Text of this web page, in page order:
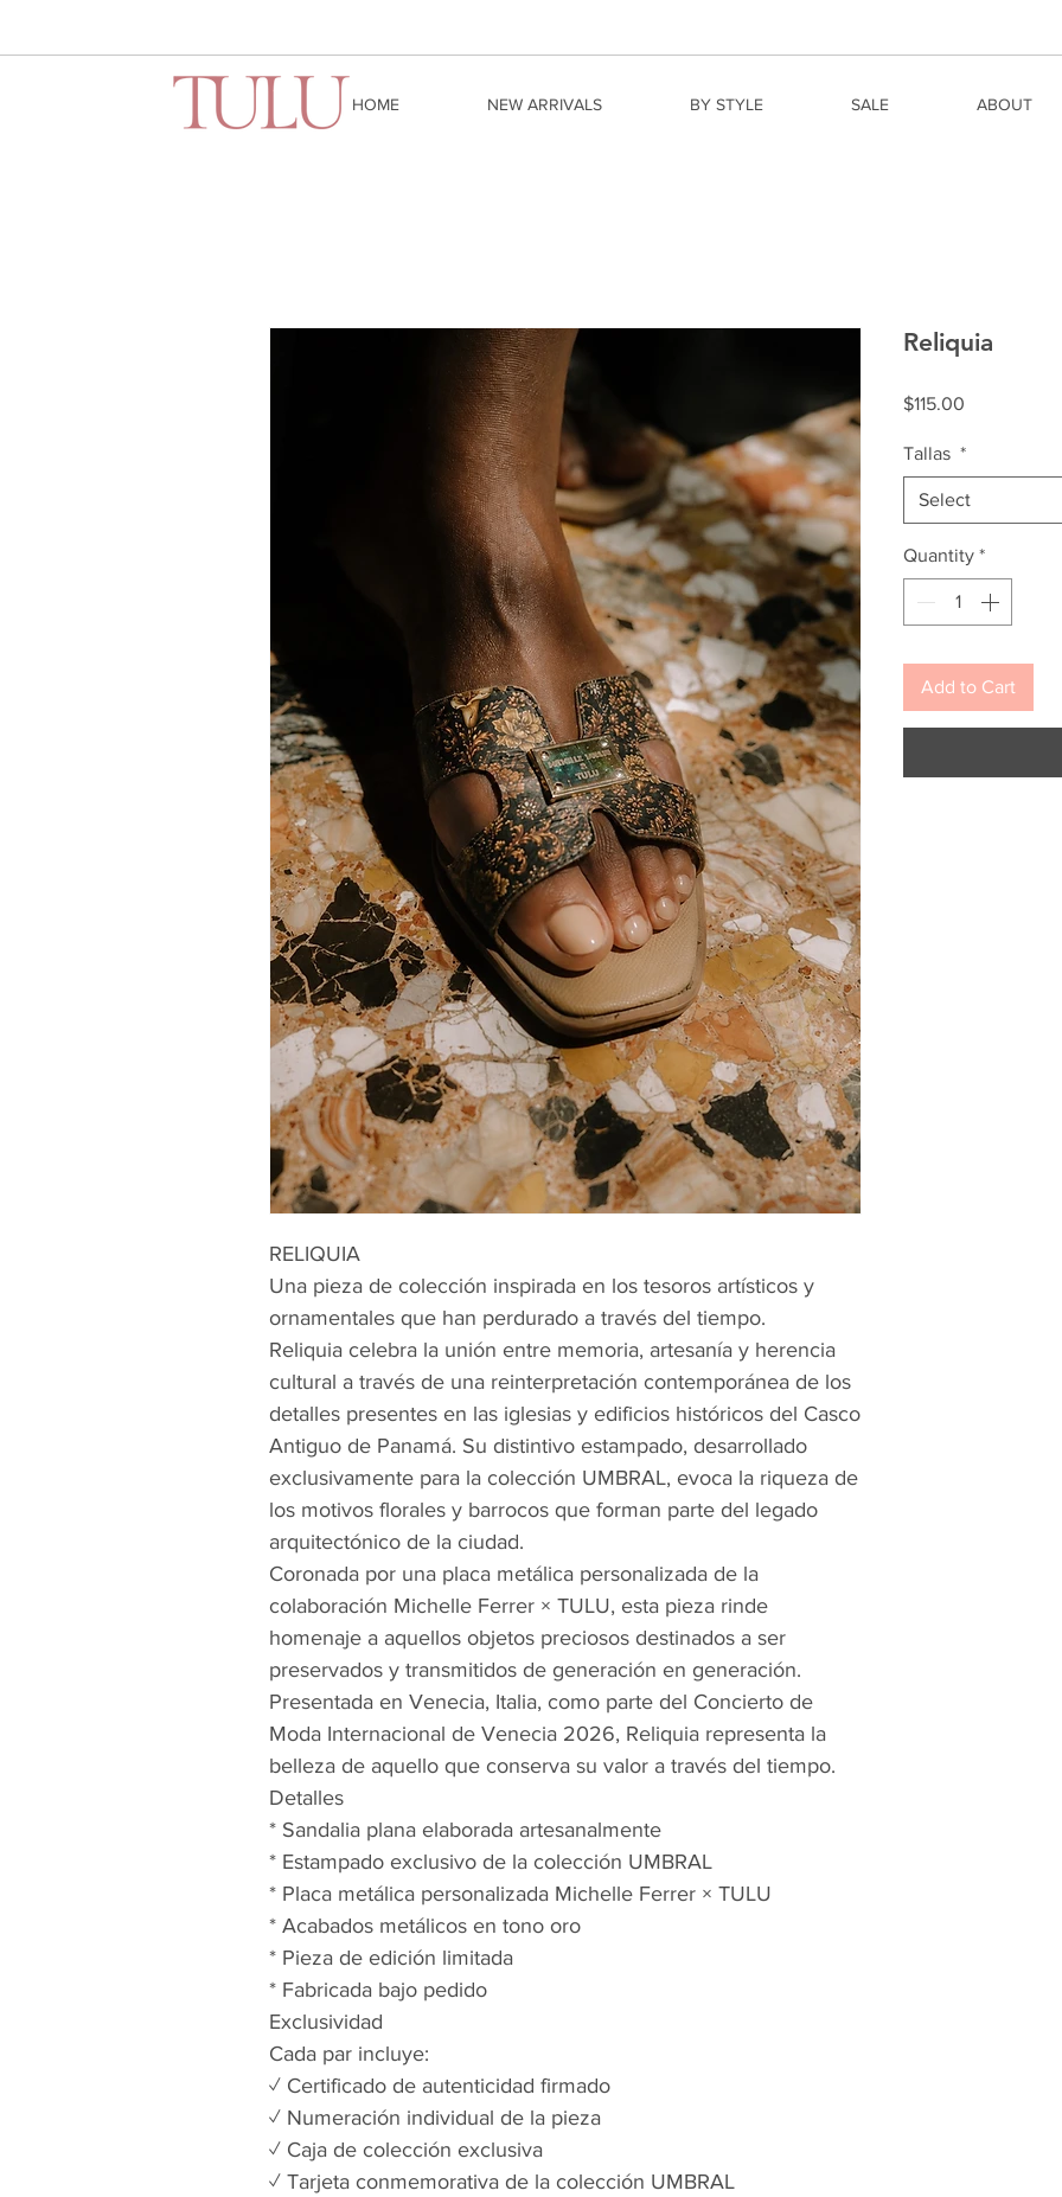
HOME NEW ARRIVALS BY STYLE SALE ABOUT
RELIQUIA
Una pieza de colección inspirada en los tesoros artísticos y
ornamentales que han perdurado a través del tiempo.
Reliquia celebra la unión entre memoria, artesanía y herencia
cultural a través de una reinterpretación contemporánea de los
detalles presentes en las iglesias y edificios históricos del Casco
Antiguo de Panamá. Su distintivo estampado, desarrollado
exclusivamente para la colección UMBRAL, evoca la riqueza de
los motivos florales y barrocos que forman parte del legado
arquitectónico de la ciudad.
Coronada por una placa metálica personalizada de la
colaboración Michelle Ferrer × TULU, esta pieza rinde
homenaje a aquellos objetos preciosos destinados a ser
preservados y transmitidos de generación en generación.
Presentada en Venecia, Italia, como parte del Concierto de
Moda Internacional de Venecia 2026, Reliquia representa la
belleza de aquello que conserva su valor a través del tiempo.
Detalles
* Sandalia plana elaborada artesanalmente
* Estampado exclusivo de la colección UMBRAL
* Placa metálica personalizada Michelle Ferrer × TULU
* Acabados metálicos en tono oro
* Pieza de edición limitada
* Fabricada bajo pedido
Exclusividad
Cada par incluye:
✓ Certificado de autenticidad firmado
✓ Numeración individual de la pieza
✓ Caja de colección exclusiva
✓ Tarjeta conmemorativa de la colección UMBRAL
Reliquia
$115.00
Tallas *
Select
Quantity *
Add to Cart